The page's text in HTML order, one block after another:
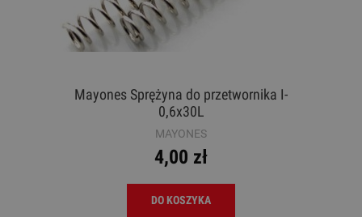
Mayones Sprężyna do przetwornika I-
0,6x30L
MAYONES
4,00 zł
DO KOSZYKA